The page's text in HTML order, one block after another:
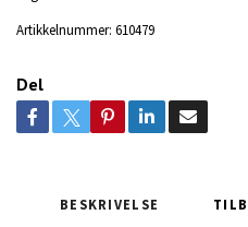
Artikkelnummer: 610479
Del
BESKRIVELSE